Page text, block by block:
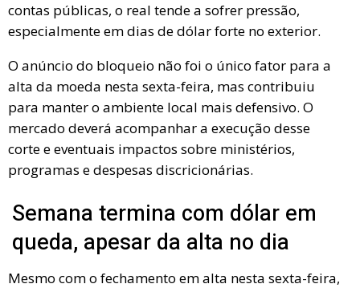
contas públicas, o real tende a sofrer pressão,
especialmente em dias de dólar forte no exterior.
O anúncio do bloqueio não foi o único fator para a
alta da moeda nesta sexta-feira, mas contribuiu
para manter o ambiente local mais defensivo. O
mercado deverá acompanhar a execução desse
corte e eventuais impactos sobre ministérios,
programas e despesas discricionárias.
Semana termina com dólar em
queda, apesar da alta no dia
Mesmo com o fechamento em alta nesta sexta-feira,